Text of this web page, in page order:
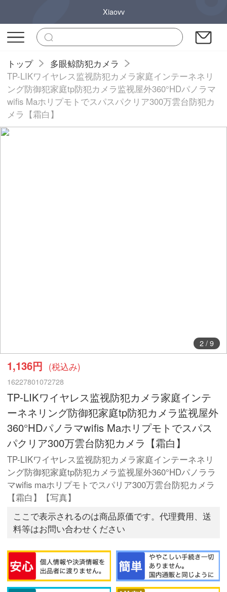
Xiaovv
トップ
多眼鲸防犯カメラ
TP-LIKワイヤレス监视防犯カメラ家庭インテーネネリ
ング防御犯家庭tp防犯カメラ监视屋外360°HDパノラマ
wifis Maホリプモトでスパスパクリア300万雲台防犯カ
メラ【霜白】
2/ 9
1,136円 (税込み)
16227801072728
TP-LIKワイヤレス监视防犯カメラ家庭インテ
ーネネリング防御犯家庭tp防犯カメラ监视屋外
360°HDパノラマwifis Maホリプモトでスパス
パクリア300万雲台防犯カメラ【霜白】
TP-LIKワイヤレス监视防犯カメラ家庭インテーネネリ
ング防御犯家庭tp防犯カメラ监视屋外360°HDパノララ
マwifis maホリプモトでスパリア300万雲台防犯カメラ
【霜白】【写真】
ここで表示されるのは商品原価です。代理費用、送
料等はお問い合わせください